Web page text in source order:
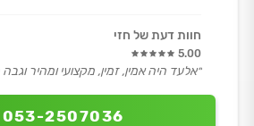
053-2507036
חוות דעת של חזי
5.00
״אלעד היה אמין, זמין, מקצועי ומהיר וגבה